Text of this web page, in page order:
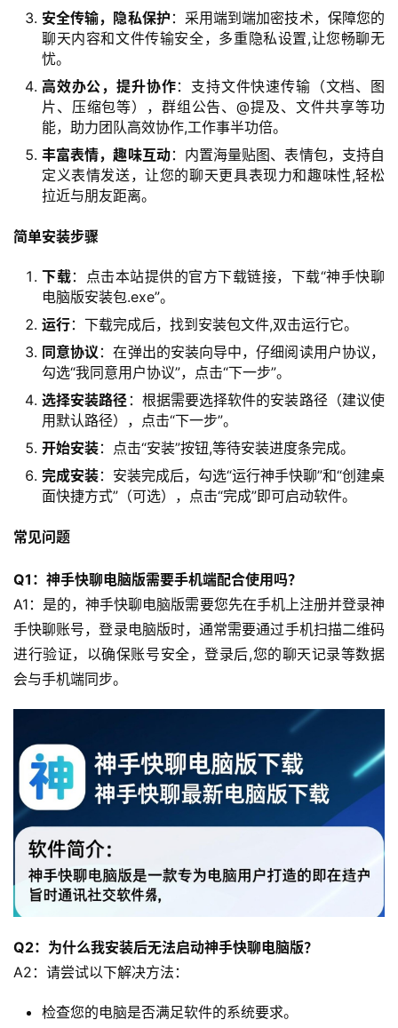
首
产
与
互
网
动
关
我
们
安全传输，隐私保护 ：采用端到端加密技术，保障您的
聊天内容和文件传输安全，多重隐私设置,让您畅聊无
忧。
高效办公，提升协作：支持文件快速传输（文档、图
片、压缩包等），群组公告、@提及、文件共享等功
能，助力团队高效协作,工作事半功倍。
丰富表情，趣味互动：内置海量贴图、表情包，支持自
定义表情发送，让您的聊天更具表现力和趣味性,轻松
拉近与朋友距离。
简单安装步骤
下载：点击本站提供的官方下载链接，下载“神手快聊
电脑版安装包.exe”。
运行：下载完成后，找到安装包文件,双击运行它。
同意协议 ：在弹出的安装向导中，仔细阅读用户协议，
勾选“我同意用户协议”，点击“下一步”。
选择安装路径 ：根据需要选择软件的安装路径（建议使
用默认路径），点击“下一步”。
开始安装：点击“安装”按钮,等待安装进度条完成。
完成安装：安装完成后，勾选“运行神手快聊”和“创建桌
面快捷方式”（可选），点击“完成”即可启动软件。
常见问题
Q1：神手快聊电脑版需要手机端配合使用吗？
A1：是的，神手快聊电脑版需要您先在手机上注册并登录神
手快聊账号，登录电脑版时，通常需要通过手机扫描二维码
进行验证，以确保账号安全，登录后,您的聊天记录等数据
会与手机端同步。
Q2：为什么我安装后无法启动神手快聊电脑版？
A2：请尝试以下解决方法：
检查您的电脑是否满足软件的系统要求。